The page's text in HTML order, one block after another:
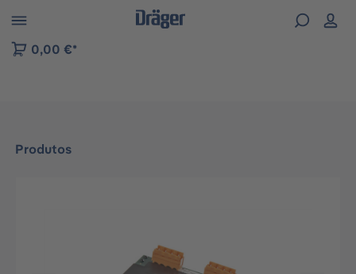
to B2B platform navigation
0,00 €*
Produtos